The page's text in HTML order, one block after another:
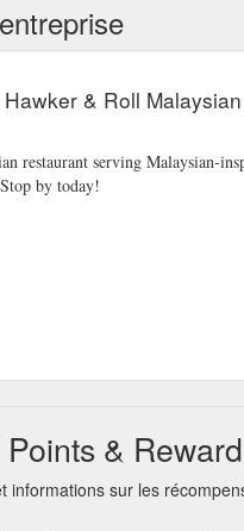
& Roll
restaurant serving Malaysian-
by today!
&
informations sur les